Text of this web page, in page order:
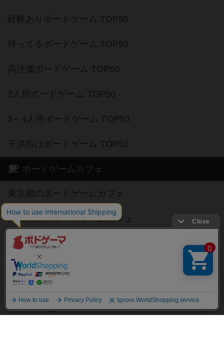
経験ありボードゲーム TOP50
持ってるボードゲーム TOP50
高評価ボードゲーム TOP50
2人用ボードゲーム TOP50
3～4人用ボードゲーム TOP50
子供向けボードゲーム TOP50
ボードゲームカフェ
東京都のボードゲームカフェ
神奈川県のボードゲームカフェ
大阪府のボードゲームカフェ
京都府のボードゲームカフェ